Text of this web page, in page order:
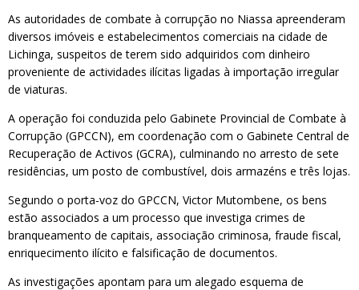
As autoridades de combate à corrupção no Niassa apreenderam
diversos imóveis e estabelecimentos comerciais na cidade de
Lichinga, suspeitos de terem sido adquiridos com dinheiro
proveniente de actividades ilícitas ligadas à importação irregular
de viaturas.
A operação foi conduzida pelo Gabinete Provincial de Combate à
Corrupção (GPCCN), em coordenação com o Gabinete Central de
Recuperação de Activos (GCRA), culminando no arresto de sete
residências, um posto de combustível, dois armazéns e três lojas.
Segundo o porta-voz do GPCCN, Victor Mutombene, os bens
estão associados a um processo que investiga crimes de
branqueamento de capitais, associação criminosa, fraude fiscal,
enriquecimento ilícito e falsificação de documentos.
As investigações apontam para um alegado esquema de